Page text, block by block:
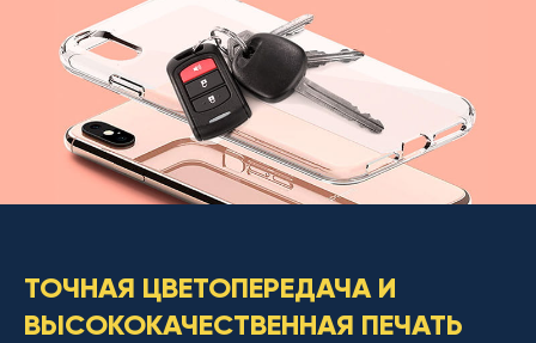
ТОЧНАЯ ЦВЕТОПЕРЕДАЧА И
ВЫСОКОКАЧЕСТВЕННАЯ ПЕЧАТЬ